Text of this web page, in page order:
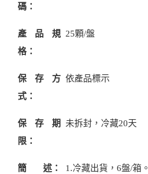
碼：
產品規
格：
25顆/盤
保存方
式：
依產品標示
保存期
限：
未拆封，冷藏20天
簡 述：
1.冷藏出貨，6盤/箱。